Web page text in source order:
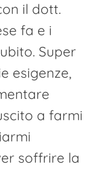
il dott.
fa e i
Super
esigenze,
a farmi
soffrire la